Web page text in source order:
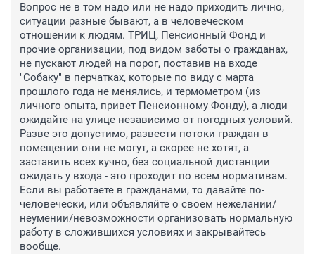
Вопрос не в том надо или не надо приходить лично,
ситуации разные бывают, а в человеческом
отношении к людям. ТРИЦ, Пенсионный Фонд и
прочие организации, под видом заботы о гражданах,
не пускают людей на порог, поставив на входе
"Собаку" в перчатках, которые по виду с марта
прошлого года не менялись, и термометром (из
личного опыта, привет Пенсионному Фонду), а люди
ожидайте на улице независимо от погодных условий.
Разве это допустимо, развести потоки граждан в
помещении они не могут, а скорее не хотят, а
заставить всех кучно, без социальной дистанции
ожидать у входа - это проходит по всем нормативам.
Если вы работаете в гражданами, то давайте по-
человечески, или объявляйте о своем нежелании/
неумении/невозможности организовать нормальную
работу в сложившихся условиях и закрывайтесь
вообще.